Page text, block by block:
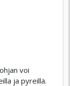
voi
ja pyreillä.